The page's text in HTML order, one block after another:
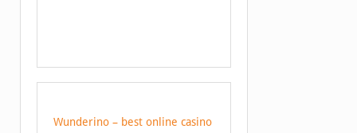
Wunderino – best online casino